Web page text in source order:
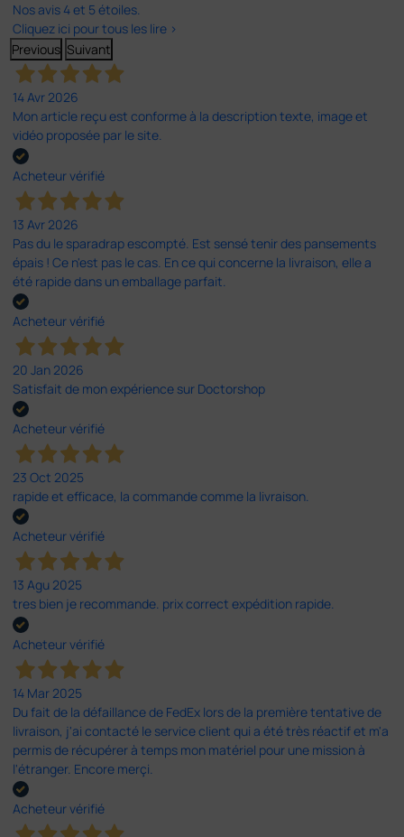
Nos avis 4 et 5 étoiles.
Cliquez ici pour tous les lire >
Previous Suivant
14 Avr 2026
Mon article reçu est conforme à la description texte, image et
vidéo proposée par le site.
Acheteur vérifié
13 Avr 2026
Pas du le sparadrap escompté. Est sensé tenir des pansements
épais ! Ce n'est pas le cas. En ce qui concerne la livraison, elle a
été rapide dans un emballage parfait.
Acheteur vérifié
20 Jan 2026
Satisfait de mon expérience sur Doctorshop
Acheteur vérifié
23 Oct 2025
rapide et efficace, la commande comme la livraison.
Acheteur vérifié
13 Agu 2025
tres bien je recommande. prix correct expédition rapide.
Acheteur vérifié
14 Mar 2025
Du fait de la défaillance de FedEx lors de la première tentative de
livraison, j'ai contacté le service client qui a été très réactif et m'a
permis de récupérer à temps mon matériel pour une mission à
l'étranger. Encore merçi.
Acheteur vérifié